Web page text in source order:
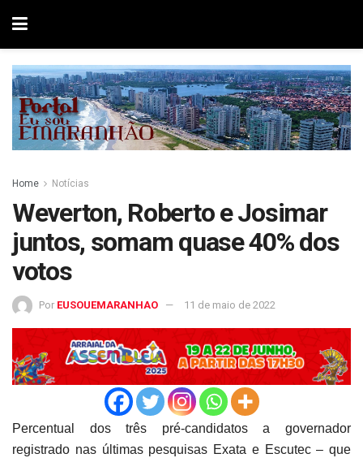
Home Notícias
Weverton, Roberto e Josimar
juntos, somam quase 40% dos
votos
Por EUSOUEMARANHAO 11 de maio de 2022
Percentual dos três pré-candidatos a governador
registrado nas últimas pesquisas Exata e Escutec – que